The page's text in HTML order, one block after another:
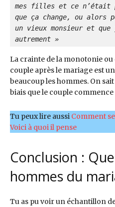
mes filles et ce n’était
que ça change, ou alors
un vieux monsieur et
autrement »
La crainte de la monotonie ou
couple après le mariage est
beaucoup les hommes. On
biais que le couple commence
Tu peux lire aussi Comment
Voici à quoi il pense
Conclusion :
hommes du
Tu as pu voir un échantillon